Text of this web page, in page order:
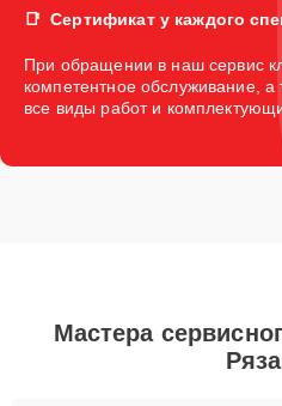
Сертификат у каждого
При обращении в наш сервис
компетентное обслуживание,
все виды работ и
Мастера